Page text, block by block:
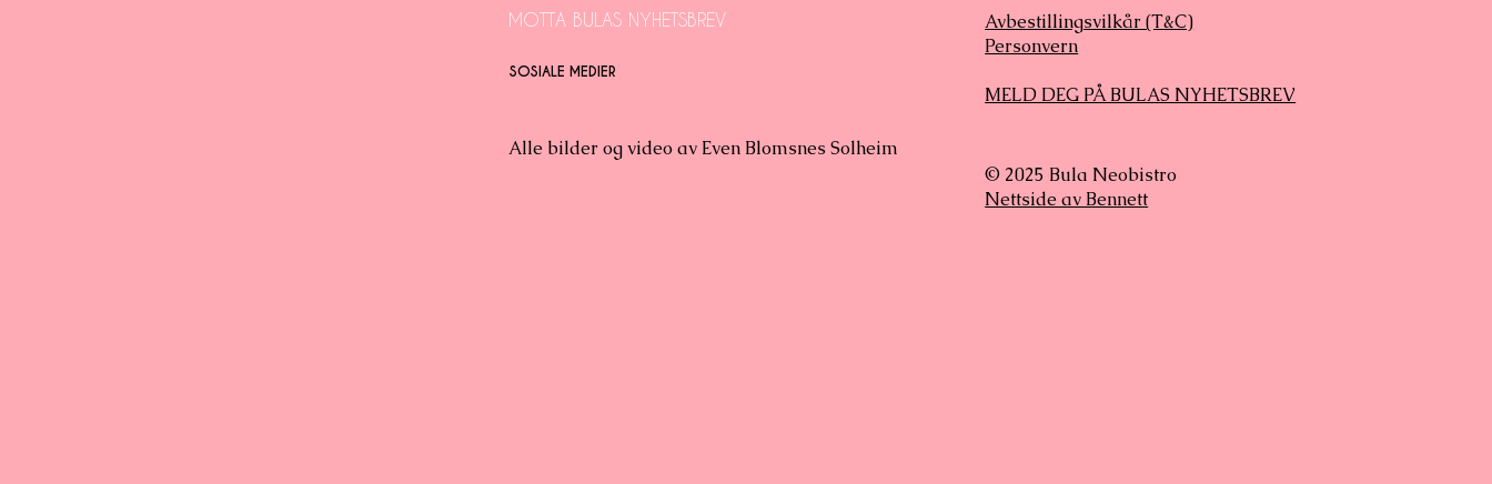
MOTTA BULAS NYHETSBREV
Alle bilder og video av Even Blomsnes Solheim
SOSIALE MEDIER
Avbestillingsvilkår (T&C)
Personvern
MELD DEG PÅ BULAS NYHETSBREV
© 2025 Bula Neobistro
Nettside av Bennett